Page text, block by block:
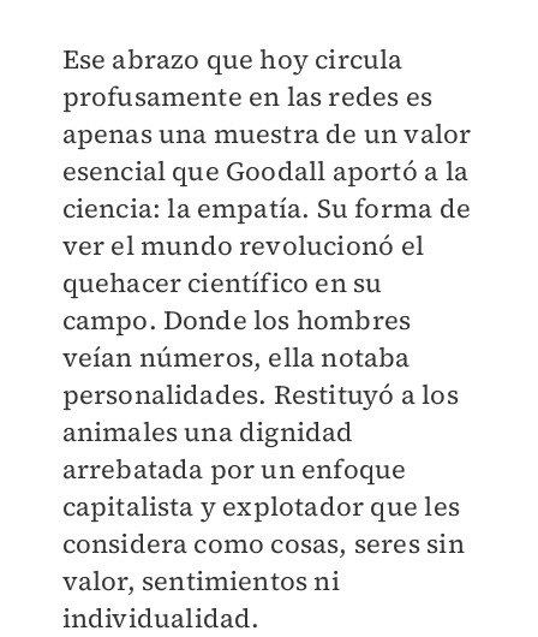
Ese abrazo que hoy circula
profusamente en las redes es
apenas una muestra de un valor
esencial que Goodall aportó a la
ciencia: la empatía. Su forma de
ver el mundo revolucionó el
quehacer científico en su
campo. Donde los hombres
veían números, ella notaba
personalidades. Restituyó a los
animales una dignidad
arrebatada por un enfoque
capitalista y explotador que les
considera como cosas, seres sin
valor, sentimientos ni
individualidad.